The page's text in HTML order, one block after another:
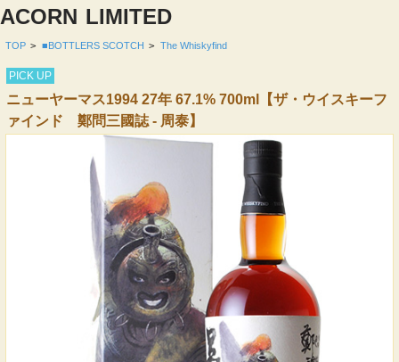
ACORN LIMITED
TOP > ■BOTTLERS SCOTCH > The Whiskyfind
PICK UP
ニューヤーマス1994 27年 67.1% 700ml【ザ・ウイスキーフ
ァインド 鄭問三國誌 - 周泰】